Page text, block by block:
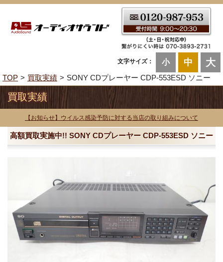
文字サイズ： 小 中 大
TOP 買取実績 SONY CDプレーヤー CDP-553ESD ソニー
買取実績
【お知らせ】ウイルス感染予防に対する当店の取り組みについて
高額買取実施中!! SONY CDプレーヤー CDP-553ESD ソニー